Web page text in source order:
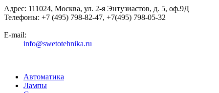
Адрес: 111024, Москва, ул. 2-я Энтузиастов, д. 5, оф.9Д
Телефоны: +7 (495) 798-82-47, +7(495) 798-05-32
E-mail:
info@swetotehnika.ru
Автоматика
Лампы